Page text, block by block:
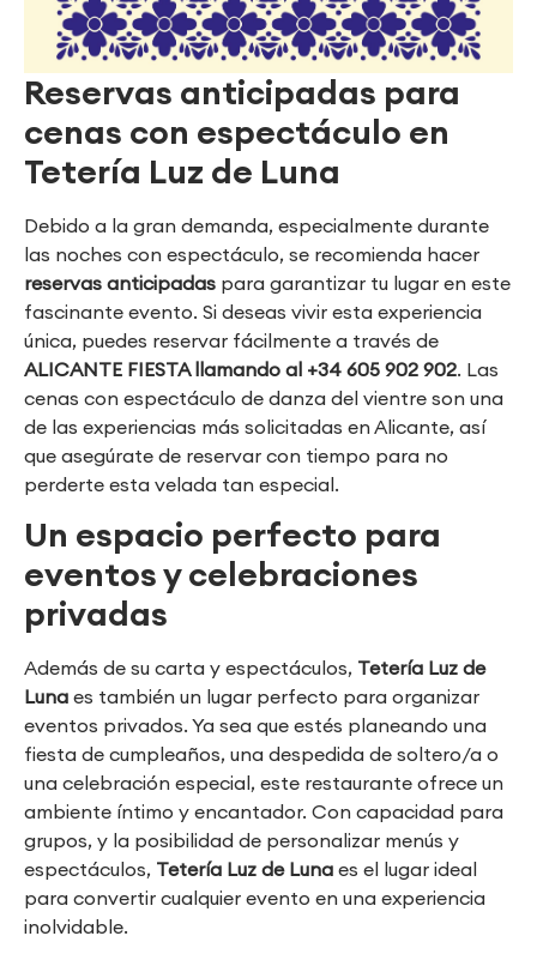
Reservas anticipadas para
cenas con espectáculo en
Tetería Luz de Luna
Debido a la gran demanda, especialmente durante
las noches con espectáculo, se recomienda hacer
reservas anticipadas para garantizar tu lugar en este
fascinante evento. Si deseas vivir esta experiencia
única, puedes reservar fácilmente a través de
ALICANTE FIESTA llamando al +34 605 902 902. Las
cenas con espectáculo de danza del vientre son una
de las experiencias más solicitadas en Alicante, así
que asegúrate de reservar con tiempo para no
perderte esta velada tan especial.
Un espacio perfecto para
eventos y celebraciones
privadas
Además de su carta y espectáculos, Tetería Luz de
Luna es también un lugar perfecto para organizar
eventos privados. Ya sea que estés planeando una
fiesta de cumpleaños, una despedida de soltero/a o
una celebración especial, este restaurante ofrece un
ambiente íntimo y encantador. Con capacidad para
grupos, y la posibilidad de personalizar menús y
espectáculos, Tetería Luz de Luna es el lugar ideal
para convertir cualquier evento en una experiencia
inolvidable.